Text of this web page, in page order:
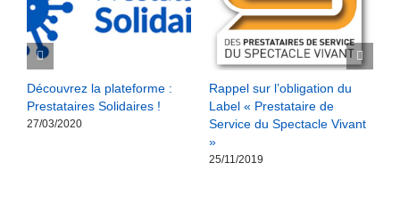
Découvrez la plateforme :
Prestataires Solidaires !
27/03/2020
Rappel sur l’obligation du
Label « Prestataire de
Service du Spectacle Vivant
»
25/11/2019